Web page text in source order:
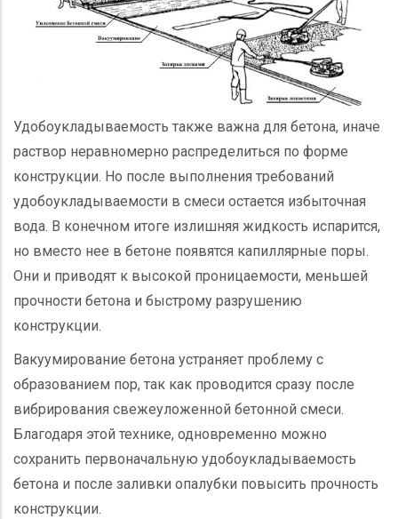
Удобоукладываемость также важна для бетона, иначе
раствор неравномерно распределиться по форме
конструкции. Но после выполнения требований
удобоукладываемости в смеси остается избыточная
вода. В конечном итоге излишняя жидкость испарится,
но вместо нее в бетоне появятся капиллярные поры.
Они и приводят к высокой проницаемости, меньшей
прочности бетона и быстрому разрушению
конструкции.
Вакуумирование бетона устраняет проблему с
образованием пор, так как проводится сразу после
вибрирования свежеуложенной бетонной смеси.
Благодаря этой технике, одновременно можно
сохранить первоначальную удобоукладываемость
бетона и после заливки опалубки повысить прочность
конструкции.